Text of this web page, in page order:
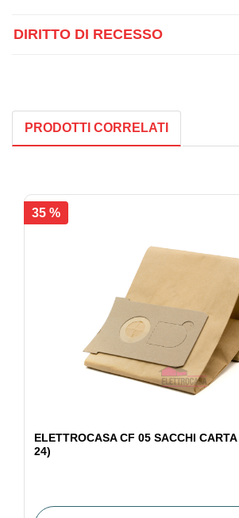
DIRITTO DI RECESSO
PRODOTTI CORRELATI
35 %
ELETTROCASA CF 05 SACCHI
24)